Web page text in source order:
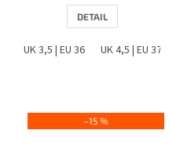
DETAIL
UK 3,5 | EU 36 UK 4,5 | EU 37
–15 %